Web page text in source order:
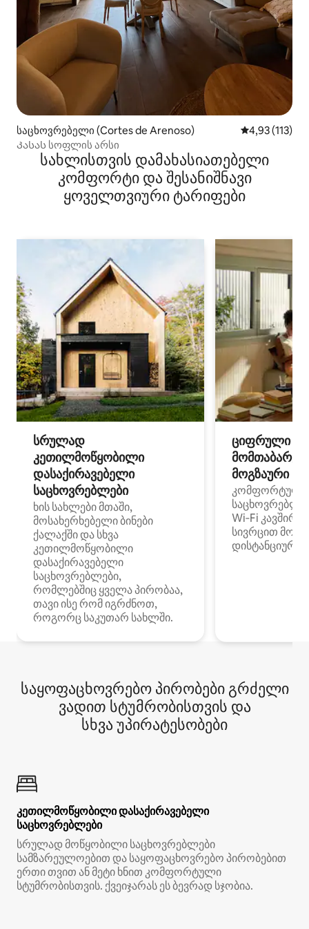
საცხოვრებელი (Cortes de Arenoso) საშუალო
4,93 (113)
Კასას სოფლის არსი
სახლისთვის დამახასიათებელი
კომფორტი და შესანიშნავი
ყოველთვიური ტარიფები
სრულად
კეთილმოწყობილი
დასაქირავებელი
საცხოვრებლები
ხის სახლები მთაში,
მოსახერხებელი ბინები
ქალაქში და სხვა
კეთილმოწყობილი
დასაქირავებელი
საცხოვრებლები,
რომლებშიც ყველა პირობაა,
თავი ისე რომ იგრძნოთ,
როგორც საკუთარ სახლში.
ციფრული
მოგზაური
კომფორტული
Wi‑Fi
სივრცით
დისტანციური
საყოფაცხოვრებო პირობები გრძელი
ვადით სტუმრობისთვის და
სხვა უპირატესობები
კეთილმოწყობილი დასაქირავებელი
საცხოვრებლები
სრულად მოწყობილი საცხოვრებლები
სამზარეულოებით და საყოფაცხოვრებო პირობებით
ერთი თვით ან მეტი ხნით კომფორტული
სტუმრობისთვის. ქვეიჯარას ეს ბევრად სჯობია.